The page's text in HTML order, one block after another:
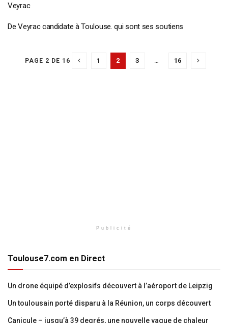
Veyrac
De Veyrac candidate à Toulouse. qui sont ses soutiens
PAGE 2 DE 16 1 2 3 … 16
Publicité
Toulouse7.com en Direct
Un drone équipé d’explosifs découvert à l’aéroport de Leipzig
Un toulousain porté disparu à la Réunion, un corps découvert
Canicule – jusqu’à 39 degrés, une nouvelle vague de chaleur